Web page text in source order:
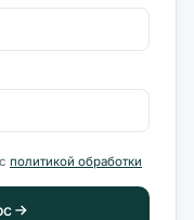
политикой обработки